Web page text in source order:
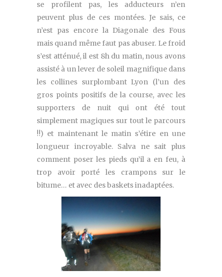
se profilent pas, les adducteurs n’en
peuvent plus de ces montées. Je sais, ce
n’est pas encore la Diagonale des Fous
mais quand même faut pas abuser. Le froid
s’est atténué, il est 8h du matin, nous avons
assisté à un lever de soleil magnifique dans
les collines surplombant Lyon (l’un des
gros points positifs de la course, avec les
supporters de nuit qui ont été tout
simplement magiques sur tout le parcours
!!) et maintenant le matin s’étire en une
longueur incroyable. Salva ne sait plus
comment poser les pieds qu’il a en feu, à
trop avoir porté les crampons sur le
bitume… et avec des baskets inadaptées.